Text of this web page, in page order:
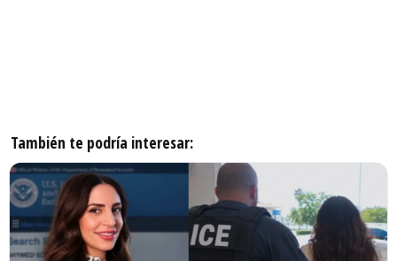
También te podría interesar: